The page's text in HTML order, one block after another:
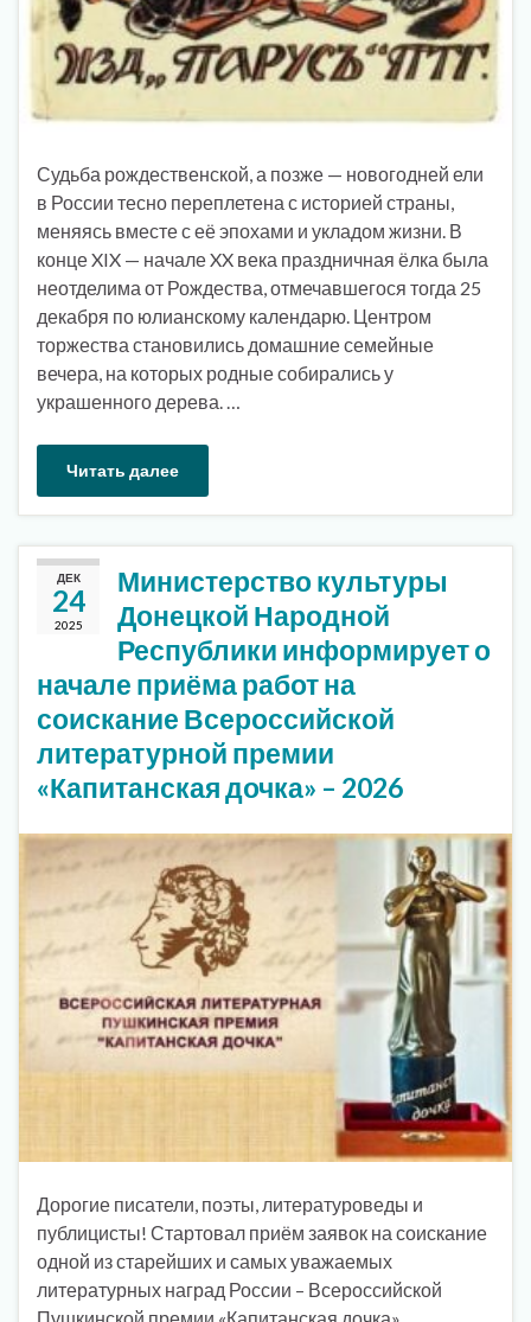
Судьба рождественской, а позже — новогодней ели
в России тесно переплетена с историей страны,
меняясь вместе с её эпохами и укладом жизни. В
конце XIX — начале XX века праздничная ёлка была
неотделима от Рождества, отмечавшегося тогда 25
декабря по юлианскому календарю. Центром
торжества становились домашние семейные
вечера, на которых родные собирались у
украшенного дерева. …
Читать далее
ДЕК
24
2025
Министерство культуры
Донецкой Народной
Республики информирует о
начале приёма работ на
соискание Всероссийской
литературной премии
«Капитанская дочка» – 2026
Дорогие писатели, поэты, литературоведы и
публицисты! Стартовал приём заявок на соискание
одной из старейших и самых уважаемых
литературных наград России – Всероссийской